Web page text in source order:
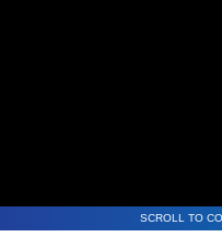
SCROLL TO